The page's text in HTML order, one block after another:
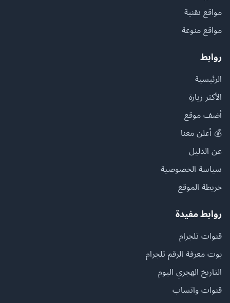
مواقع تقنية
مواقع منوعة
روابط
الرئيسية
الأكثر زيارة
أضف موقع
💰 أعلن معنا
عن الدليل
سياسة الخصوصية
خريطة الموقع
روابط مفيدة
قنوات تلجرام
بوت معرفة الرقم تلجرام
التاريخ الهجري اليوم
قنوات واتساب